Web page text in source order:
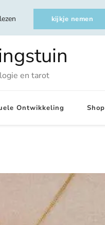
kijkje nemen
en tarot
Ontwikkeling Shop